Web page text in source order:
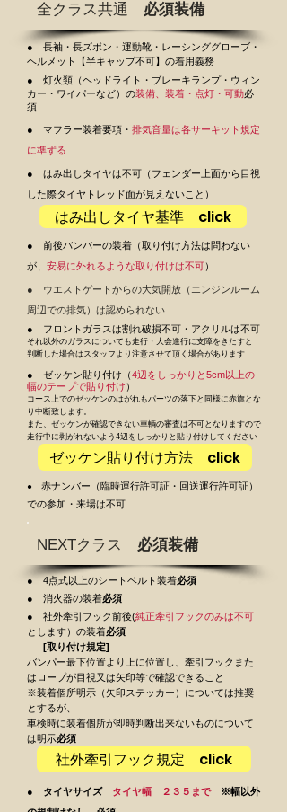
全クラス共通 必須装備
● 長袖・長ズボン・運動靴・レーシンググローブ・
ヘルメット【半キャップ不可】の着用義務
● 灯火類（ヘッドライト・ブレーキランプ・ウィン
カー・ワイパーなど）の装備、装着・点灯・可動必
須
● マフラー装着要項・ 排気音量は各サーキット規定
に準ずる
● はみ出しタイヤは不可（フェンダー上面から目視
した際タイヤトレッド面が見えないこと）
はみ出しタイヤ基準 click
● 前後バンパーの装着（取り付け方法は問わない
が、 安易に外れるような取り付けは不可）
● ウエストゲートからの大気開放（エンジンルーム
周辺での排気）は認められない
● フロントガラスは割れ破損不可・アクリルは不可
それ以外のガラスについても走行・大会進行に支障をきたすと
判断した場合は スタッフより注意させて頂く場合があります
● ゼッケン貼り付け（4辺をしっかりと5cm以上の
幅のテープで貼り付け ）
コース上でのゼッケンのはがれもパーツの落下と同様に赤旗とな
り中断致します。
また、ゼッケンが確認できない車輌の審査は不可となりますので
走行中に剥がれないよう4辺をしっかりと貼り付けしてください
ゼッケン貼り付け方法 click
● 赤ナンバー（臨時運行許可証・回送運行許可証）
での参加・来場は不可
NEXTクラス 必須装備
● 4点式以上のシートベルト装着必須
● 消火器の装着必須
● 社外牽引フック前後(純正牽引フックのみは不可
とします）の装着必須
[取り付け規定]
バンパー最下位置より上に位置し、牽引フックまた
はロープが目視又は矢印等で確認できること
※装着個所明示（矢印ステッカー）については推奨
とするが、
車検時に装着個所が即時判断出来ないものについて
は明示必須
社外牽引フック規定 click
● タイヤサイズ タイヤ幅 ２３５まで※幅以外